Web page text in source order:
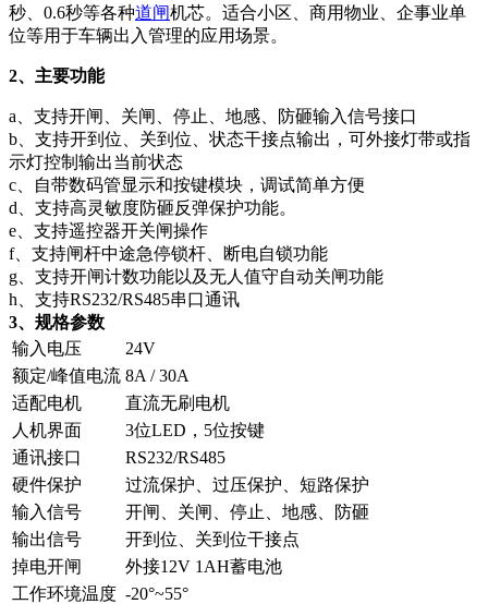
秒、0.6秒等各种道闸机芯。适合小区、商用物业、企事业单
位等用于车辆出入管理的应用场景。
2、主要功能
a、支持开闸、关闸、停止、地感、防砸输入信号接口
b、支持开到位、关到位、状态干接点输出，可外接灯带或指
示灯控制输出当前状态
c、自带数码管显示和按键模块，调试简单方便
d、支持高灵敏度防砸反弹保护功能。
e、支持遥控器开关闸操作
f、支持闸杆中途急停锁杆、断电自锁功能
g、支持开闸计数功能以及无人值守自动关闸功能
h、支持RS232/RS485串口通讯
3、规格参数
输入电压
24V
额定/峰值电流 8A / 30A
适配电机
直流无刷电机
人机界面
3位LED，5位按键
通讯接口
RS232/RS485
硬件保护
过流保护、过压保护、短路保护
输入信号
开闸、关闸、停止、地感、防砸
输出信号
开到位、关到位干接点
掉电开闸
外接12V 1AH蓄电池
工作环境温度 -20°~55°